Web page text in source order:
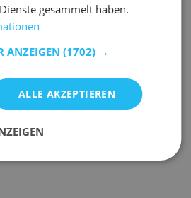
gesammelt haben.
ANZEIGEN (1702) →
ALLE AKZEPTIEREN